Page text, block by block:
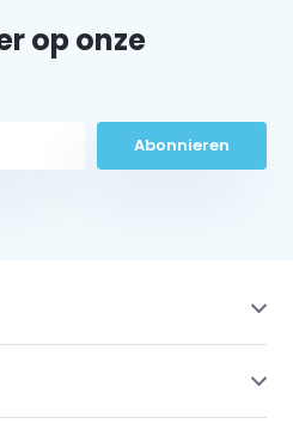
op onze
Abonnieren